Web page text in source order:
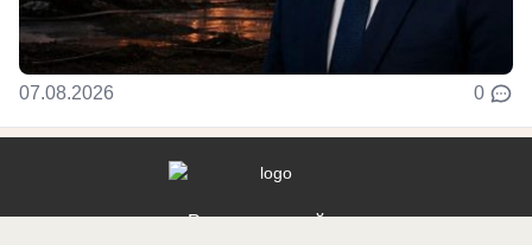
07.08.2026 0
Реклама на сайте